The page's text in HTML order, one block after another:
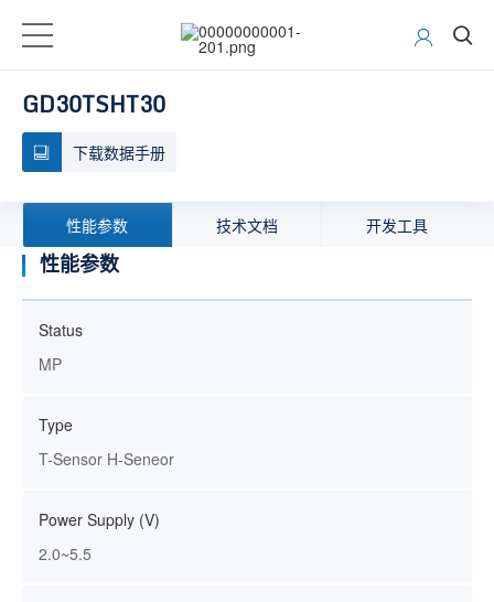
GD30TSHT30
下载数据手册
性能参数 技术文档 开发工具
性能参数
Status
MP
Type
T-Sensor H-Seneor
Power Supply (V)
2.0~5.5